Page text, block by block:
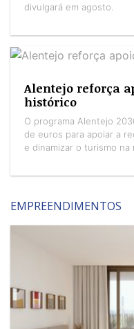
divulgará em agosto.
Alentejo reforça
histórico
O programa Alentejo
de euros para apoiar a
e dinamizar o turismo na
EMPREENDIMENTOS